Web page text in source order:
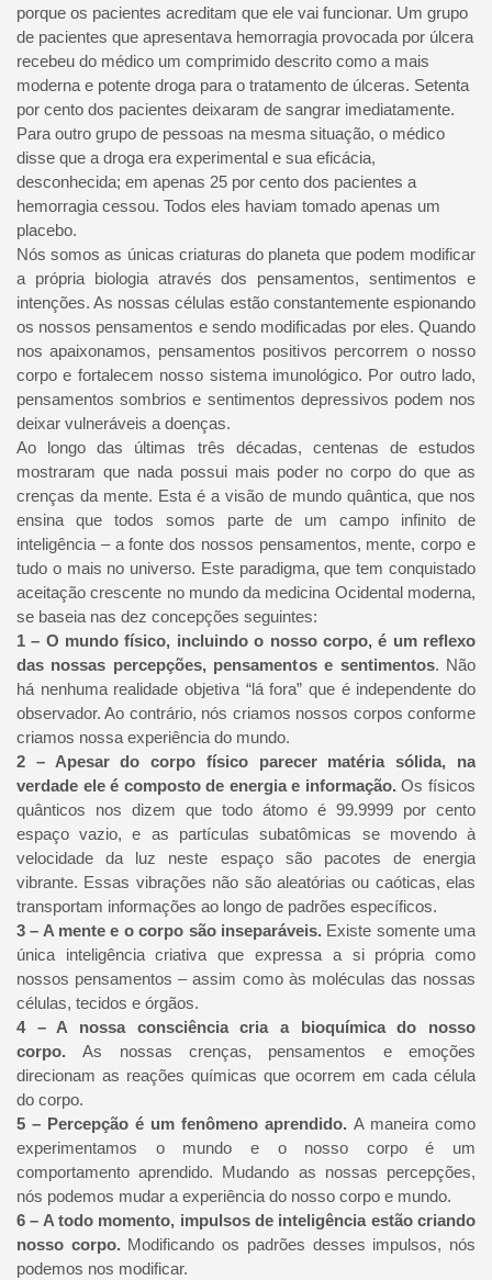
porque os pacientes acreditam que ele vai funcionar. Um grupo
de pacientes que apresentava hemorragia provocada por úlcera
recebeu do médico um comprimido descrito como a mais
moderna e potente droga para o tratamento de úlceras. Setenta
por cento dos pacientes deixaram de sangrar imediatamente.
Para outro grupo de pessoas na mesma situação, o médico
disse que a droga era experimental e sua eficácia,
desconhecida; em apenas 25 por cento dos pacientes a
hemorragia cessou. Todos eles haviam tomado apenas um
placebo.
Nós somos as únicas criaturas do planeta que podem modificar
a própria biologia através dos pensamentos, sentimentos e
intenções. As nossas células estão constantemente espionando
os nossos pensamentos e sendo modificadas por eles. Quando
nos apaixonamos, pensamentos positivos percorrem o nosso
corpo e fortalecem nosso sistema imunológico. Por outro lado,
pensamentos sombrios e sentimentos depressivos podem nos
deixar vulneráveis a doenças.
Ao longo das últimas três décadas, centenas de estudos
mostraram que nada possui mais poder no corpo do que as
crenças da mente. Esta é a visão de mundo quântica, que nos
ensina que todos somos parte de um campo infinito de
inteligência – a fonte dos nossos pensamentos, mente, corpo e
tudo o mais no universo. Este paradigma, que tem conquistado
aceitação crescente no mundo da medicina Ocidental moderna,
se baseia nas dez concepções seguintes:
1 – O mundo físico, incluindo o nosso corpo, é um reflexo
das nossas percepções, pensamentos e sentimentos. Não
há nenhuma realidade objetiva “lá fora” que é independente do
observador. Ao contrário, nós criamos nossos corpos conforme
criamos nossa experiência do mundo.
2 – Apesar do corpo físico parecer matéria sólida, na
verdade ele é composto de energia e informação. Os físicos
quânticos nos dizem que todo átomo é 99.9999 por cento
espaço vazio, e as partículas subatômicas se movendo à
velocidade da luz neste espaço são pacotes de energia
vibrante. Essas vibrações não são aleatórias ou caóticas, elas
transportam informações ao longo de padrões específicos.
3 – A mente e o corpo são inseparáveis. Existe somente uma
única inteligência criativa que expressa a si própria como
nossos pensamentos – assim como às moléculas das nossas
células, tecidos e órgãos.
4 – A nossa consciência cria a bioquímica do nosso
corpo. As nossas crenças, pensamentos e emoções
direcionam as reações químicas que ocorrem em cada célula
do corpo.
5 – Percepção é um fenômeno aprendido. A maneira como
experimentamos o mundo e o nosso corpo é um
comportamento aprendido. Mudando as nossas percepções,
nós podemos mudar a experiência do nosso corpo e mundo.
6 – A todo momento, impulsos de inteligência estão criando
nosso corpo. Modificando os padrões desses impulsos, nós
podemos nos modificar.